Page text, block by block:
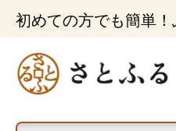
初めての方でも簡単